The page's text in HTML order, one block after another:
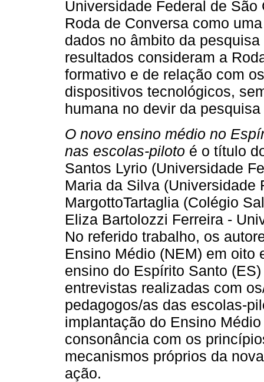
Universidade Federal de
Roda de Conversa como
dados no âmbito da
resultados consideram a
formativo e de relação com
dispositivos tecnológicos,
humana no devir da
O novo ensino médio no
nas escolas-piloto é o título
Santos Lyrio (Universidade
Maria da Silva (Universidade
MargottoTartaglia (Colégio
Eliza Bartolozzi Ferreira -
No referido trabalho, os
Ensino Médio (NEM) em oito
ensino do Espírito Santo
entrevistas realizadas com
pedagogos/as das escolas-
implantação do Ensino
consonância com os
mecanismos próprios da
ação.